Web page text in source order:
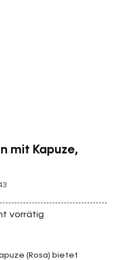
mit Kapuze,
vorrätig
(Rosa) bietet